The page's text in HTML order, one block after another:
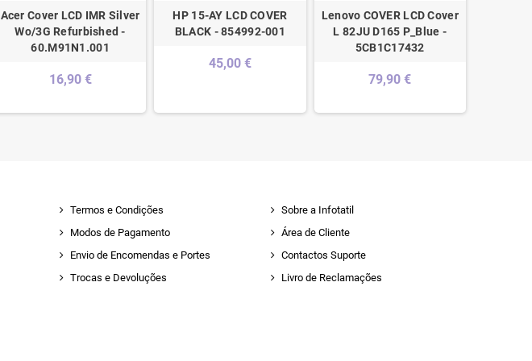
Acer Cover LCD IMR Silver
Wo/3G Refurbished -
60.M91N1.001
16,90 €
HP 15-AY LCD COVER
BLACK - 854992-001
45,00 €
Lenovo COVER LCD Cover
L 82JU D165 P_Blue -
5CB1C17432
79,90 €
Termos e Condições
Modos de Pagamento
Envio de Encomendas e Portes
Trocas e Devoluções
Sobre a Infotatil
Área de Cliente
Contactos Suporte
Livro de Reclamações